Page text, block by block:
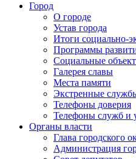
Город
О городе
Устав города
Итоги социально-
Программы
Социальные
Галерея славы
Места памяти
Экстренные
Телефоны доверия
Телефоны служб и
Органы власти
Глава городского
Администрация